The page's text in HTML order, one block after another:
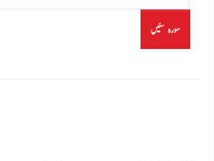
سورہ سنیں